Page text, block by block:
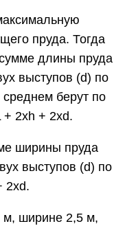
пруда. Тогда
длины пруда
выступов (d) по
берут по
+ 2xh + 2xd.
ширины пруда
выступов (d) по
2xd.
м, ширине 2,5 м,